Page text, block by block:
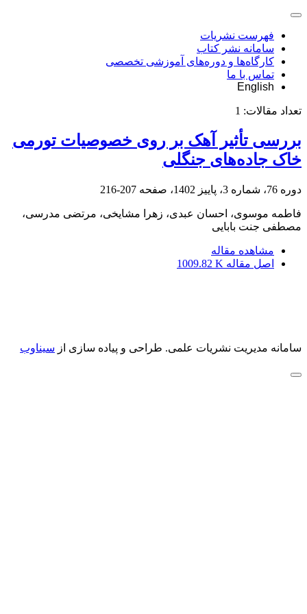
فهرست نشریات
سامانه نشر کتاب
کارگاه‌ها و دوره‌های آموزشی تخصصی
تماس با ما
English
تعداد مقالات: 1
بررسی تأثیر آهک بر روی خصوصیات تورمی
خاک جاده‌های جنگلی
دوره 76، شماره 3، پاییز 1402، صفحه 207-216
فاطمه موسوی، احسان عبدی، زهرا مشایخی، مرتضی مدرسی،
مصطفی جنت بابایی
مشاهده مقاله
اصل مقاله 1009.82 K
سامانه مدیریت نشریات علمی. طراحی و پیاده سازی از سیناوب